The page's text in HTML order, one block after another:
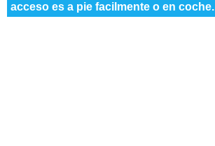
acceso es a pie facilmente o en coche.